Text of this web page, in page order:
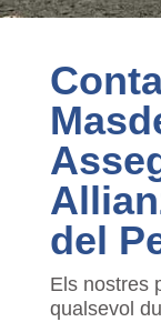
del
Els nostres
qualsevol